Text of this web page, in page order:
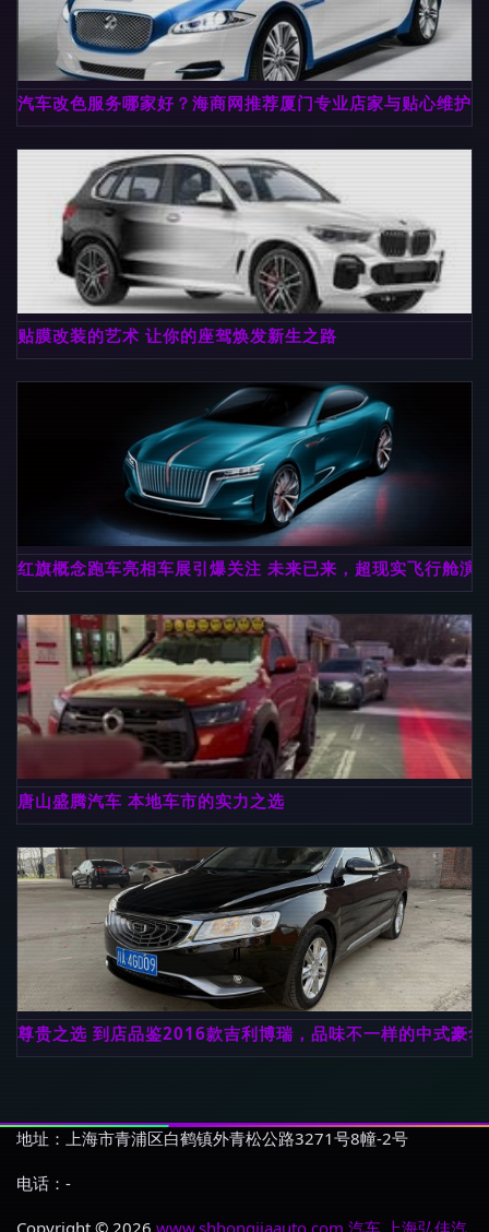
汽车改色服务哪家好？海商网推荐厦门专业店家与贴心维护
贴膜改装的艺术 让你的座驾焕发新生之路
红旗概念跑车亮相车展引爆关注 未来已来，超现实飞行舱演
唐山盛腾汽车 本地车市的实力之选
尊贵之选 到店品鉴2016款吉利博瑞，品味不一样的中式豪华
地址：上海市青浦区白鹤镇外青松公路3271号8幢-2号
电话：-